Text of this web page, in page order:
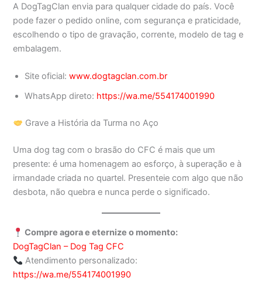
A DogTagClan envia para qualquer cidade do país. Você
pode fazer o pedido online, com segurança e praticidade,
escolhendo o tipo de gravação, corrente, modelo de tag e
embalagem.
Site oficial:www.dogtagclan.com.br
WhatsApp direto: https://wa.me/554174001990
Grave a História da Turma no Aço
Uma dog tag com o brasão do CFC é mais que um
presente: é uma homenagem ao esforço, à superação e à
irmandade criada no quartel. Presenteie com algo que não
desbota, não quebra e nunca perde o significado.
Compre agora e eternize o momento:
DogTagClan – Dog Tag CFC
Atendimento personalizado:
https://wa.me/554174001990